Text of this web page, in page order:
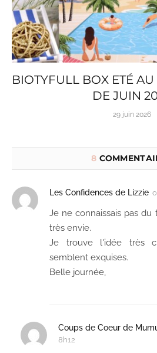
BIOTYFULL BOX ETÉ AU
DE JUIN
29 juin 2026
8
Les Confidences de Lizzie
Je ne connaissais pas
très envie.
Je trouve l'idée très
semblent exquises.
Belle journée,
Coups de Coeur de
8h12